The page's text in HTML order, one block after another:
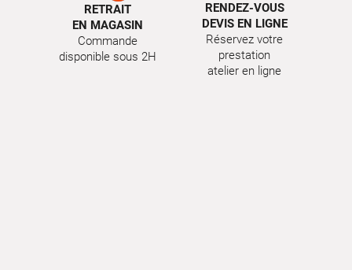
RETRAIT
EN MAGASIN
Commande
disponible sous 2H
RENDEZ-VOUS
DEVIS EN LIGNE
Réservez votre
prestation
atelier en ligne